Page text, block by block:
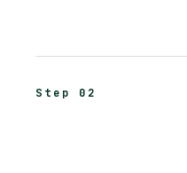
Step 02